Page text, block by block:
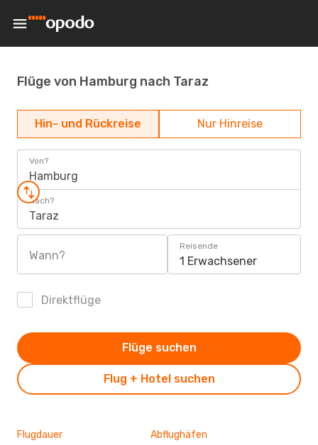
Flüge von Hamburg nach Taraz
Hin- und Rückreise Nur Hinreise
Von?
Hamburg
Nach?
Taraz
Wann?
Reisende
1 Erwachsener
Direktflüge
Flug + Hotel suchen
Flüge suchen
Flugdauer Abflughäfen